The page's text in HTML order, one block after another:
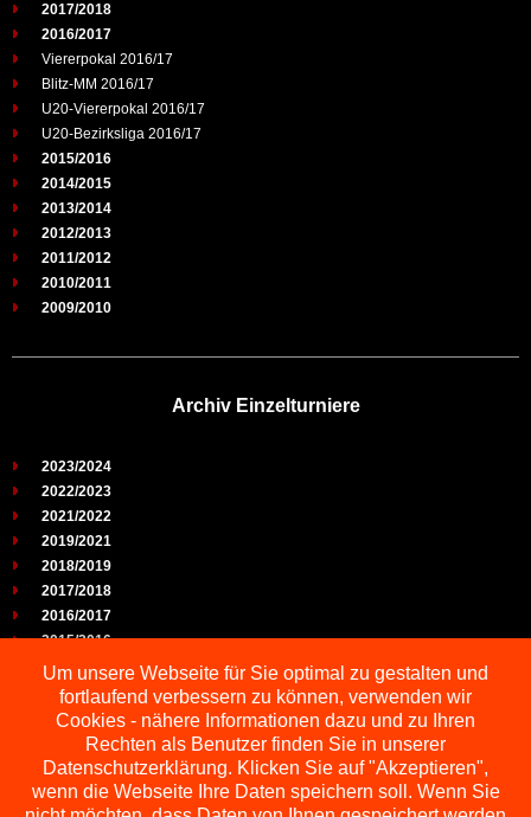
2017/2018
2016/2017
Viererpokal 2016/17
Blitz-MM 2016/17
U20-Viererpokal 2016/17
U20-Bezirksliga 2016/17
2015/2016
2014/2015
2013/2014
2012/2013
2011/2012
2010/2011
2009/2010
Archiv Einzelturniere
2023/2024
2022/2023
2021/2022
2019/2021
2018/2019
2017/2018
2016/2017
2015/2016
2014/2015
2013/2014
2012/2013
2011/2012
2010/2011
2009/2010
Um unsere Webseite für Sie optimal zu gestalten und
fortlaufend verbessern zu können, verwenden wir
Cookies - nähere Informationen dazu und zu Ihren
Rechten als Benutzer finden Sie in unserer
Datenschutzerklärung. Klicken Sie auf "Akzeptieren",
wenn die Webseite Ihre Daten speichern soll. Wenn Sie